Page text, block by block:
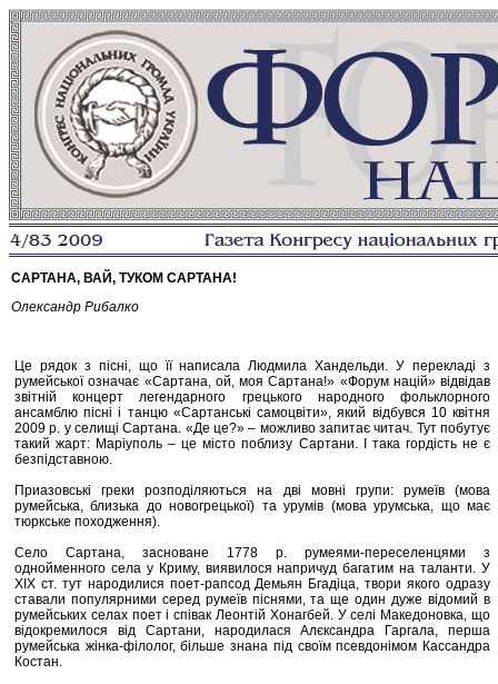
САРТАНА, ВАЙ, ТУКОМ САРТАНА!
Олександр Рибалко
Це рядок з пісні, що її написала Людмила Хандельди. У перекладі з
румейської означає «Сартана, ой, моя Сартана!» «Форум націй» відвідав
звітній концерт легендарного грецького народного фольклорного
ансамблю пісні і танцю «Сартанські самоцвіти», який відбувся 10 квітня
2009 р. у селищі Сартана. «Де це?» – можливо запитає читач. Тут побутує
такий жарт: Маріуполь – це місто поблизу Сартани. І така гордість не є
безпідставною.
Приазовські греки розподіляються на дві мовні групи: румеїв (мова
румейська, близька до новогрецької) та урумів (мова урумська, що має
тюркське походження).
Село Сартана, засноване 1778 р. румеями-переселенцями з
однойменного села у Криму, виявилося напричуд багатим на таланти. У
XIX ст. тут народилися поет-рапсод Демьян Бгадіца, твори якого одразу
ставали популярними серед румеїв піснями, та ще один дуже відомий в
румейських селах поет і співак Леонтій Хонагбей. У селі Македоновка, що
відокремилося від Сартани, народилася Алєксандра Гаргала, перша
румейська жінка-філолог, більше знана під своїм псевдонімом Кассандра
Костан.